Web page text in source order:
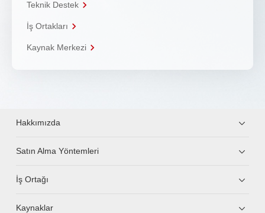
Teknik Destek
İş Ortakları
Kaynak Merkezi
Hakkımızda
Satın Alma Yöntemleri
İş Ortağı
Kaynaklar